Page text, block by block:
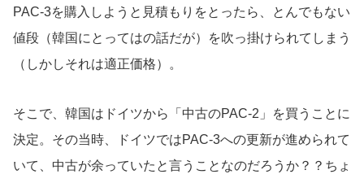
PAC-3を購入しようと見積もりをとったら、とんでもない
値段（韓国にとってはの話だが）を吹っ掛けられてしまう
（しかしそれは適正価格）。
そこで、韓国はドイツから「中古のPAC-2」を買うことに
決定。その当時、ドイツではPAC-3への更新が進められて
いて、中古が余っていたと言うことなのだろうか？？ちょ